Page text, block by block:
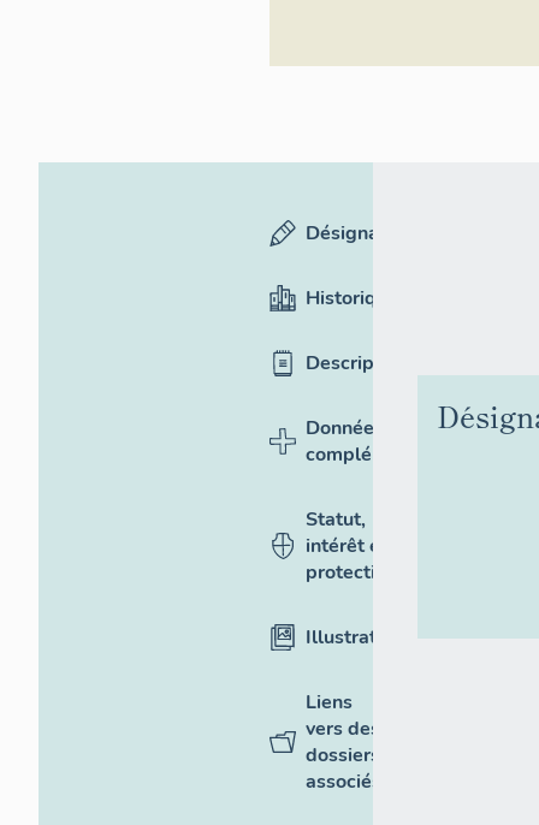
Désignation
Historique
Description
Données
complémentaires
Statut,
intérêt et
protection
Illustrations
Liens
vers des
dossiers
associés